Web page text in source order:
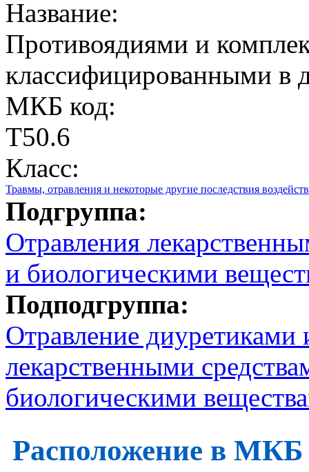
Название:
Противоядиями и
классифицированными в
МКБ код:
T50.6
Класс:
Травмы, отравления и некоторые другие последствия
Подгруппа:
Отравления
и биологическими
Подподгруппа:
Отравление
лекарственными
биологическими
Расположение в